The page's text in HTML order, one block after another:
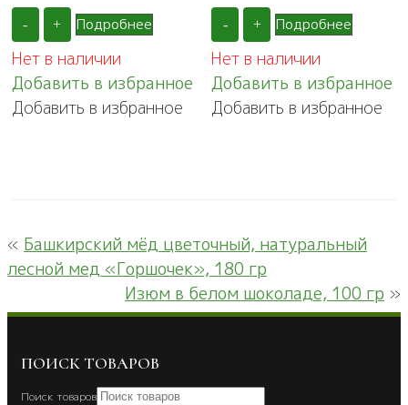
- + Подробнее
Нет в наличии
Добавить в избранное
Добавить в избранное
- + Подробнее
Нет в наличии
Добавить в избранное
Добавить в избранное
« Башкирский мёд цветочный, натуральный
лесной мед «Горшочек», 180 гр
Изюм в белом шоколаде, 100 гр »
ПОИСК ТОВАРОВ
Поиск товаров